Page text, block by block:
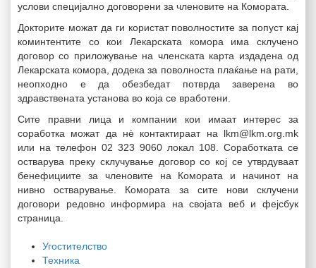
услови специјално договорени за членовите на Комората.
Докторите можат да ги користат поволностите за попуст кај
коминтентите со кои Лекарската комора има склучено
договор со приложување на членската карта издадена од
Лекарската комора, додека за поволноста плаќање на рати,
неопходно е да обезбедат потврда заверена во
здравствената установа во која се вработени.
Сите правни лица и компании кои имаат интерес за
соработка можат да нè контактираат на lkm@lkm.org.mk
или на телефон 02 323 9060 локал 108. Соработката се
остварува преку склучување договор со кој се утврдуваат
бенефициите за членовите на Комората и начинот на
нивно остварување. Комората за сите нови склучени
договори редовно информира на својата веб и фејсбук
страница.
Угостителство
Техника